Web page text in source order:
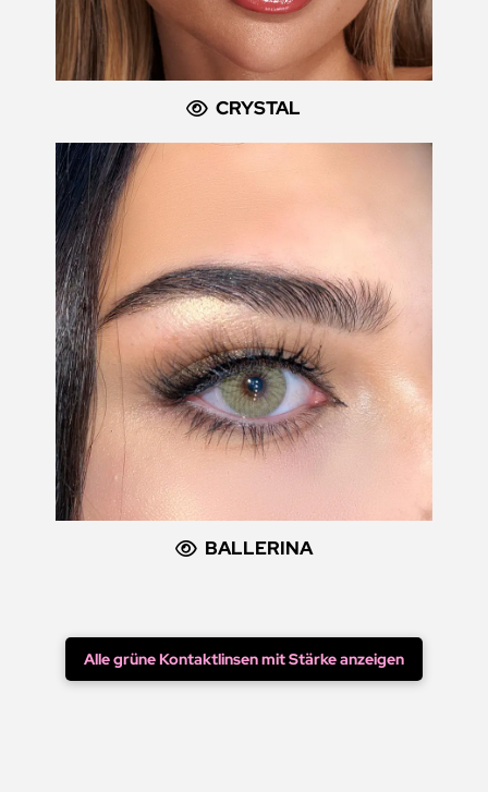
CRYSTAL
BALLERINA
Alle grüne Kontaktlinsen mit Stärke anzeigen